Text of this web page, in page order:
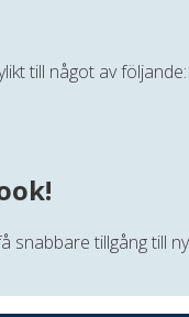
till något av följande:
snabbare tillgång till